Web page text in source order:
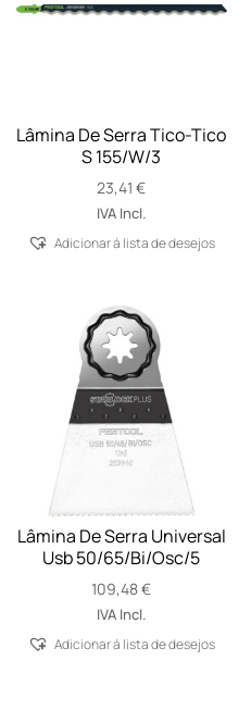
Lâmina De Serra Tico-Tico
S 155/W/3
23,41€
IVA Incl.
Adicionar á lista de desejos
Lâmina De Serra Universal
Usb 50/65/Bi/Osc/5
109,48€
IVA Incl.
Adicionar á lista de desejos